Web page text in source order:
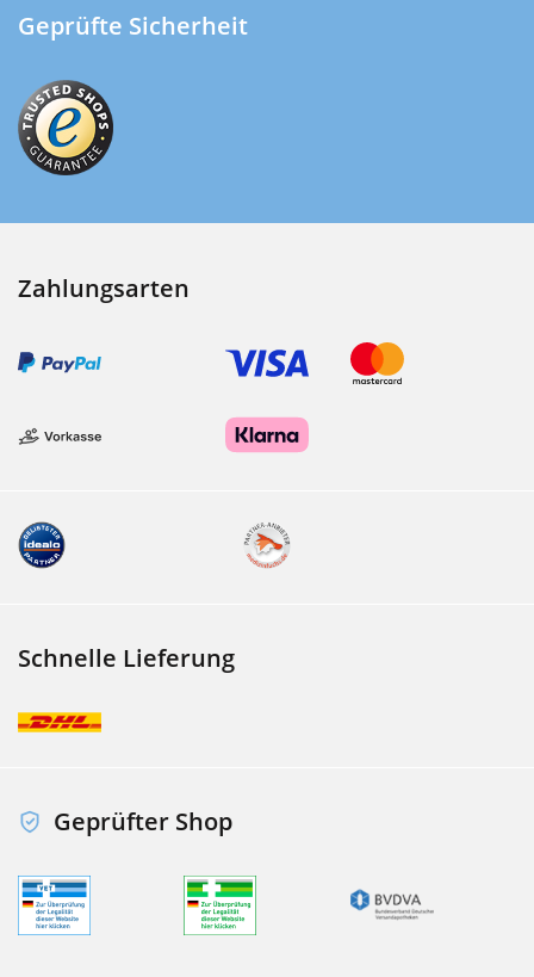
Geprüfte Sicherheit
Zahlungsarten
Schnelle Lieferung
Geprüfter Shop